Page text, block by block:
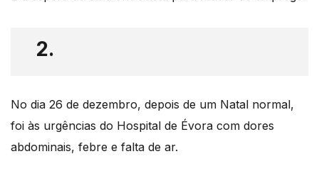
2.
No dia 26 de dezembro, depois de um Natal normal,
foi às urgências do Hospital de Évora com dores
abdominais, febre e falta de ar.